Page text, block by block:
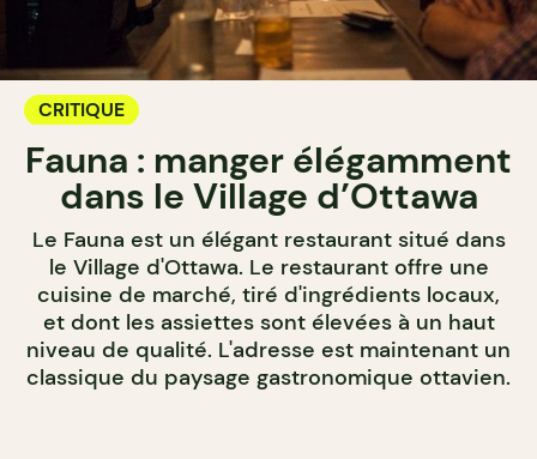
CRITIQUE
Fauna : manger élégamment
dans le Village d’Ottawa
Le Fauna est un élégant restaurant situé dans
le Village d'Ottawa. Le restaurant offre une
cuisine de marché, tiré d'ingrédients locaux,
et dont les assiettes sont élevées à un haut
niveau de qualité. L'adresse est maintenant un
classique du paysage gastronomique ottavien.